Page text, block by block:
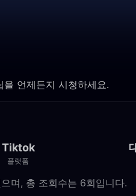
언제든지 시청하세요.
Tiktok
플랫폼
며, 총 조회수는 6회입니다.